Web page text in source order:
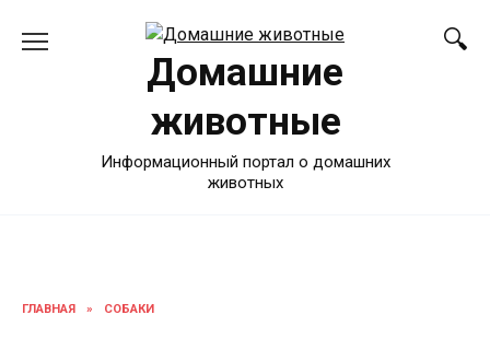
Домашние
животные
Информационный портал о домашних
животных
ГЛАВНАЯ » СОБАКИ